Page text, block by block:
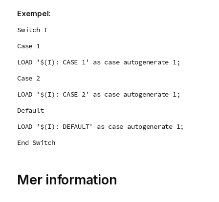
Exempel:
Switch I
Case 1
LOAD '$(I): CASE 1' as case autogenerate 1;
Case 2
LOAD '$(I): CASE 2' as case autogenerate 1;
Default
LOAD '$(I): DEFAULT' as case autogenerate 1;
End Switch
Mer information